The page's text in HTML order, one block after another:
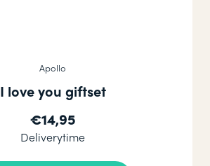
Apollo
I love you giftset
€14,95
Deliverytime